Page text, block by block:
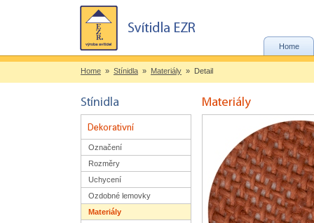
Home
Home » Stínidla » Materiály » Detail
Označení
Rozměry
Uchycení
Ozdobné lemovky
Materiály